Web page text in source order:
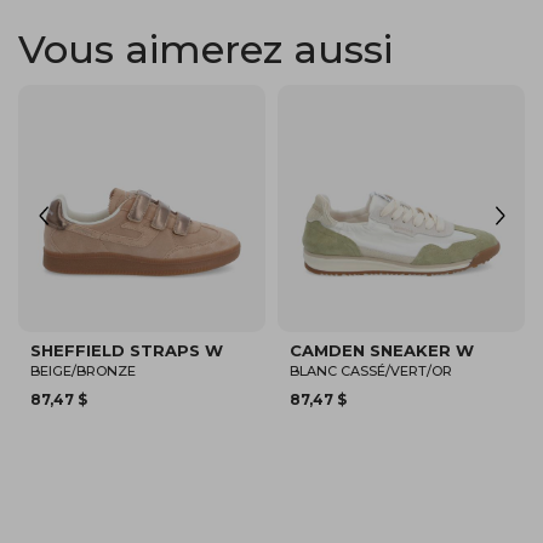
Vous aimerez aussi
SPARKLE WAVE W
BLANC/BEIGE
150,00 $
SHEFFIELD JOGGER W
BLANC/OR/BEIGE
87,47 $